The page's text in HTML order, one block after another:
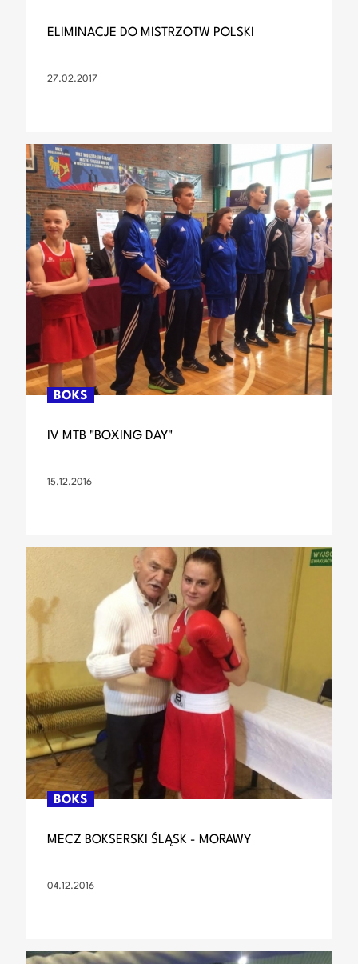
ELIMINACJE DO MISTRZOTW POLSKI
27.02.2017
BOKS
IV MTB "BOXING DAY"
15.12.2016
BOKS
MECZ BOKSERSKI ŚLĄSK - MORAWY
04.12.2016